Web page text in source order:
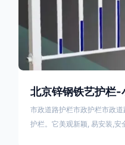
市政道路护栏市政护栏市政
护栏。它美观新颖, 易安装,安